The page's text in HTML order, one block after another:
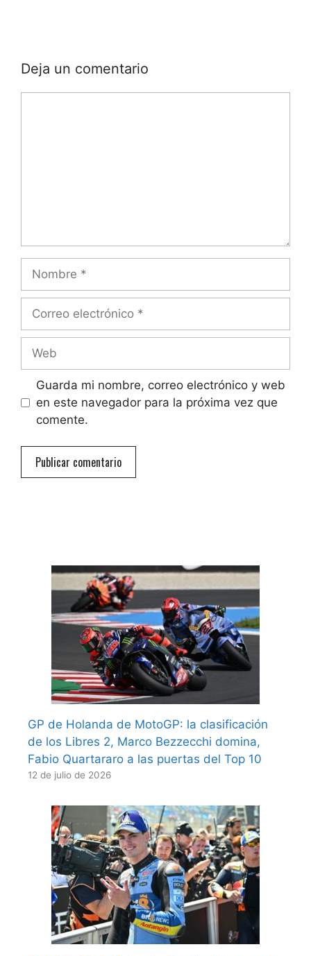
Deja un comentario
electrónico
Guarda mi nombre, correo electrónico y web
en este navegador para la próxima vez que
comente.
GP de Holanda de MotoGP: la clasificación
de los Libres 2, Marco Bezzecchi domina,
Fabio Quartararo a las puertas del Top 10
12 de julio de 2026